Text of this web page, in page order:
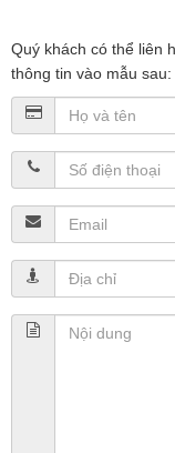
Quý khách có thể liên
thông tin vào mẫu sau: